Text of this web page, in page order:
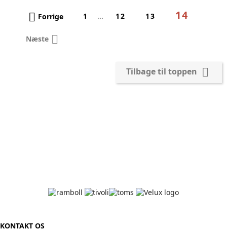
 Forrige 1 … 12 13 14
Næste 
Tilbage til toppen 
KONTAKT OS